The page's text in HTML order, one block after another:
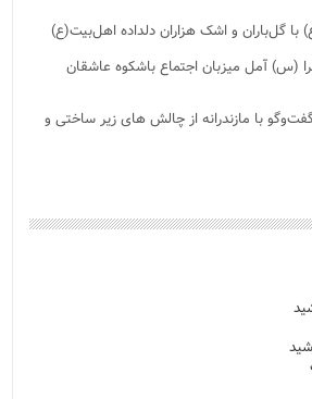
گل‌باران و اشک هزاران دلداده اهل‌بیت(ع)
(س) آمل میزبان اجتماع باشکوه عاشقان
با مازندرانه از چالش های زیر ساختی و